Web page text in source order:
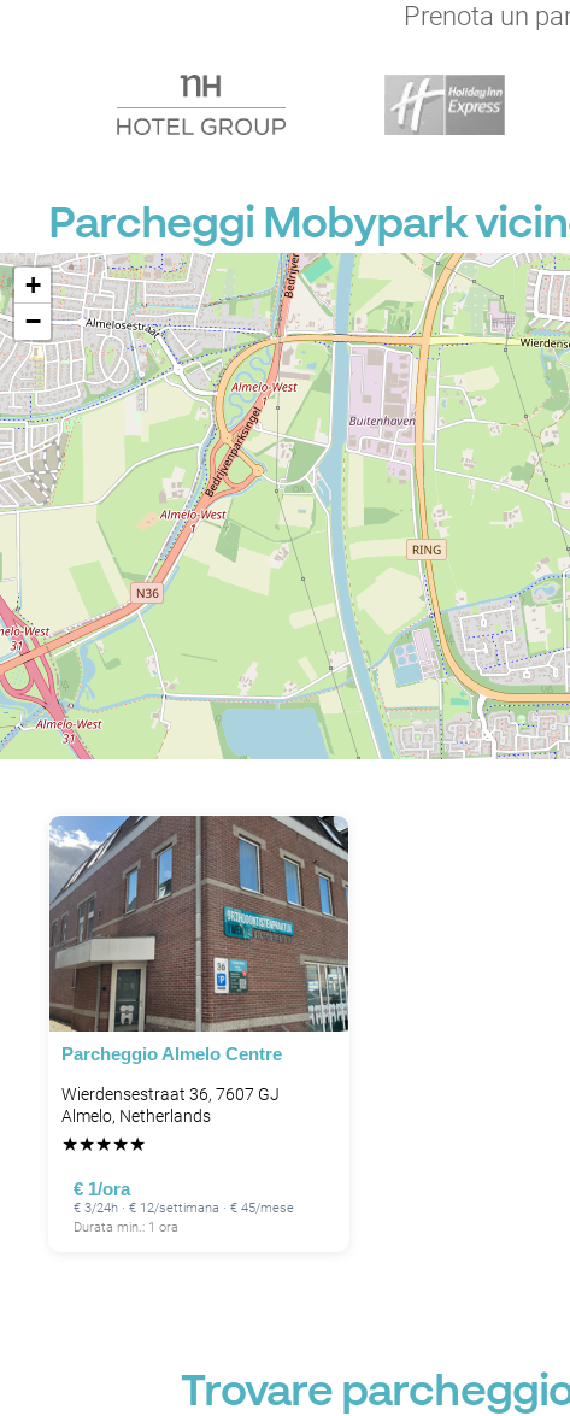
Prenota un
Parcheggi Mobypark
+
−
Parcheggio Almelo Centre
Wierdensestraat 36, 7607 GJ
Almelo, Netherlands
★★★★★
€ 1/ora
€ 3/24h · € 12/settimana · € 45/mese
Durata min.: 1 ora
Trovare